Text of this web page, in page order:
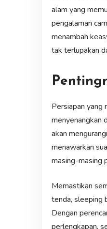
alam yang
pengalaman
menambah
tak terlupakan
Persiapan yang
menyenangkan
akan
menawarkan
masing-masing
Memastikan
tenda, sleeping
Dengan
perlengkapan,